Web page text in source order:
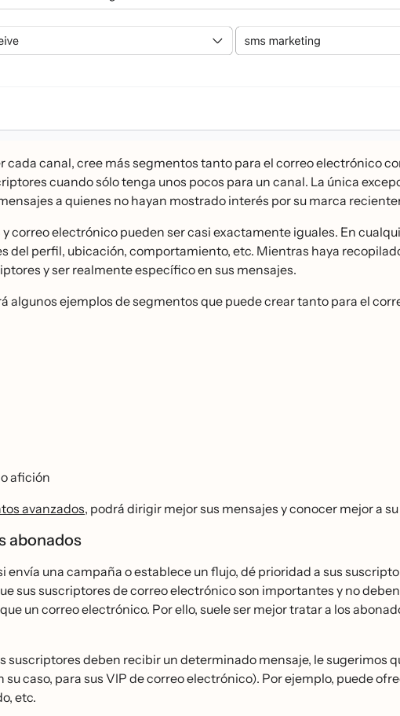
cada canal, cree más segmentos tanto para el correo electrónico
cuando sólo tenga unos pocos para un canal. La única
a quienes no hayan mostrado interés por su marca
correo electrónico pueden ser casi exactamente iguales. En
del perfil, ubicación, comportamiento, etc. Mientras haya
y ser realmente específico en sus mensajes.
algunos ejemplos de segmentos que puede crear tanto para el
afición
avanzados, podrá dirigir mejor sus mensajes y conocer mejor a
abonados
una campaña o establece un flujo, dé prioridad a sus
sus suscriptores de correo electrónico son importantes y no
un correo electrónico. Por ello, suele ser mejor tratar a los
suscriptores deben recibir un determinado mensaje, le sugerimos
su caso, para sus VIP de correo electrónico). Por ejemplo, puede
etc.